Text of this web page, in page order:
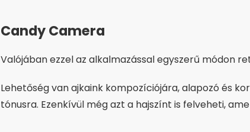
Candy Camera
Valójában ezzel az alkalmazással egyszerű módon
Lehetőség van ajkaink kompozíciójára, alapozó és
tónusra. Ezenkívül még azt a hajszínt is felveheti,